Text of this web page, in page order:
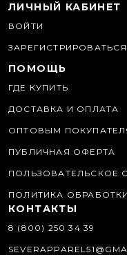
ЛИЧНЫЙ КАБИНЕТ
ВОЙТИ
ЗАРЕГИСТРИРОВАТЬСЯ
ПОМОЩЬ
ГДЕ КУПИТЬ
ДОСТАВКА И ОПЛАТА
ОПТОВЫМ
ПУБЛИЧНАЯ ОФЕРТА
ПОЛЬЗОВАТЕЛЬСКОЕ
ПОЛИТИКА
КОНТАКТЫ
8 (800) 250 34 39